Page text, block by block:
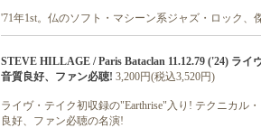
'71年1st。仏のソフト・マシーン系ジャズ・ロック、
STEVE HILLAGE / Paris Bataclan 11.12.79 ('24) ラ
音質良好、ファン必聴! 3,200円(税込3,520円)
ライヴ・テイク初収録の"Earthrise"入り! テクニカル
良好、ファン必聴の名演!